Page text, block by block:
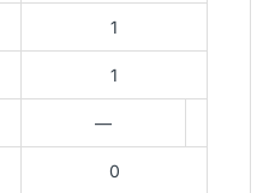
1
1
—
0